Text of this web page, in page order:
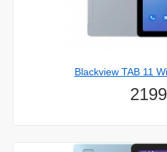
Blackview TAB 11